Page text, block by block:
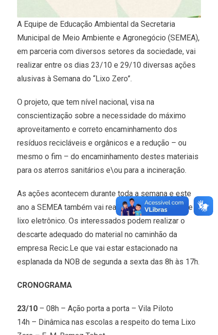
A Equipe de Educação Ambiental da Secretaria
Municipal de Meio Ambiente e Agronegócio (SEMEA),
em parceria com diversos setores da sociedade, vai
realizar entre os dias 23/10 e 29/10 diversas ações
alusivas à Semana do “Lixo Zero”.
O projeto, que tem nível nacional, visa na
conscientização sobre a necessidade do máximo
aproveitamento e correto encaminhamento dos
resíduos recicláveis e orgânicos e a redução – ou
mesmo o fim – do encaminhamento destes materiais
para os aterros sanitários e\ou para a incineração.
As ações acontecem durante toda a semana e este
ano a SEMEA também vai realizar o recebimento de
lixo eletrônico. Os interessados podem realizar o
descarte adequado do material no caminhão da
empresa Recic.Le que vai estar estacionado na
esplanada da NOB de segunda a sexta das 8h às 17h.
CRONOGRAMA
23/10 – 08h – Ação porta a porta – Vila Piloto
14h – Dinâmica nas escolas a respeito do tema Lixo